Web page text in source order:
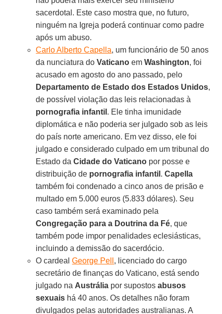
sacerdotal. Este caso mostra que, no futuro,
ninguém na Igreja poderá continuar como padre
após um abuso.
Carlo Alberto Capella, um funcionário de 50 anos
da nunciatura doVaticano emWashington, foi
acusado em agosto do ano passado, pelo
Departamento de Estado dos Estados Unidos,
de possível violação das leis relacionadas à
pornografia infantil . Ele tinha imunidade
diplomática e não poderia ser julgado sob as leis
do país norte americano. Em vez disso, ele foi
julgado e considerado culpado em um tribunal do
Estado daCidade do Vaticano por posse e
distribuição de pornografia infantil .Capella
também foi condenado a cinco anos de prisão e
multado em 5.000 euros (5.833 dólares). Seu
caso também será examinado pela
Congregação para a Doutrina da Fé, que
também pode impor penalidades eclesiásticas,
incluindo a demissão do sacerdócio.
O cardealGeorge Pell , licenciado do cargo
secretário de finanças do Vaticano, está sendo
julgado na Austrália por supostosabusos
sexuais há 40 anos. Os detalhes não foram
divulgados pelas autoridades australianas. A